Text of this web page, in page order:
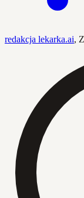
redakcja lekarka.ai,